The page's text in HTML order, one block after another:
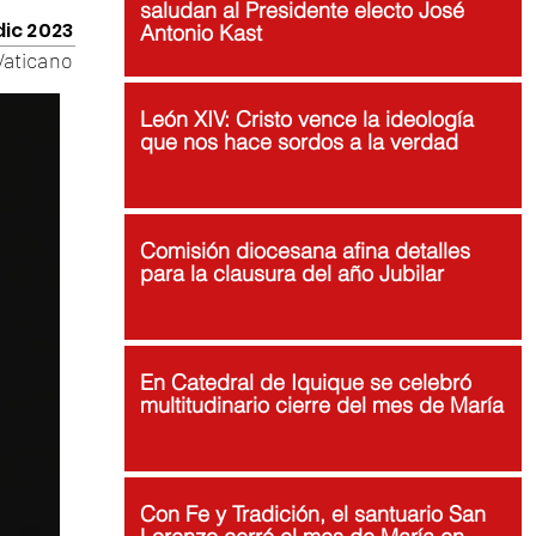
2023
saludan al Presidente electo José
Antonio Kast
León XIV: Cristo vence la ideología
que nos hace sordos a la verdad
Comisión diocesana afina detalles
para la clausura del año Jubilar
En Catedral de Iquique se celebró
multitudinario cierre del mes de María
Con Fe y Tradición, el santuario San